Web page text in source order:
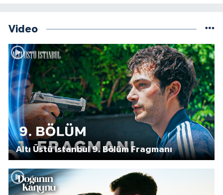
Video
Altı Üstü İstanbul 9. Bölüm Fragmanı